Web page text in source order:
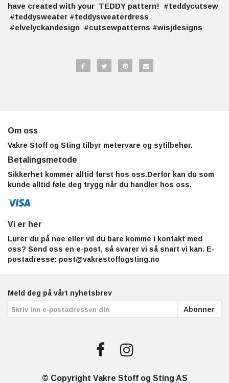
have created with your TEDDY pattern! #teddycutsew
#teddysweater #teddysweaterdress
#elvelyckandesign #cutsewpatterns #wisjdesigns
Om oss
Vakre Stoff og Sting tilbyr metervare og sytilbehør.
Betalingsmetode
Sikkerhet kommer alltid først hos oss.Derfor kan du som
kunde alltid føle deg trygg når du handler hos oss.
Vi er her
Lurer du på noe eller vil du bare komme i kontakt med
oss? Send oss en e-post, så svarer vi så snart vi kan. E-
postadresse: post@vakrestoffogsting.no
Meld deg på vårt nyhetsbrev
Abonner
© Copyright Vakre Stoff og Sting AS